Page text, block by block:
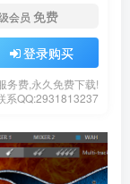
会员 免费
登录购买
务费,永久免费下载!
系QQ:2931813237